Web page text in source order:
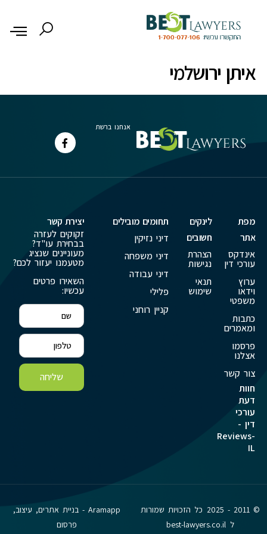
איתן ירושלמי
אנחנו ברשת
מפת
אתר
אינדקס
עורכי דין
ערוץ
וידאו
משפטי
כתבות
ומאמרים
פרסמו
אצלנו
צור קשר
חוות
דעת
עורכי
דין -
Reviews-
IL
לינקים
חשובים
הצהרת
נגישות
תנאי
שימוש
תחומים מובילים
דיני נזיקין
דיני משפחה
דיני עבודה
פלילי
קניין רוחני
יצירת קשר
זקוקים לעזרה
בבחירת עו"ד?
מעוניינים שנציג
מטעמנו יעזור לכם?
השאירו פרטים
עכשיו:
שליחה
© 2011 - 2025 כל הזכויות שמורות
ל best-lawyers.co.il
Aramapp - בניית אתרים, עיצוב,
פרסום